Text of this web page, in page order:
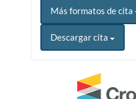
Más formatos de cita
Descargar cita